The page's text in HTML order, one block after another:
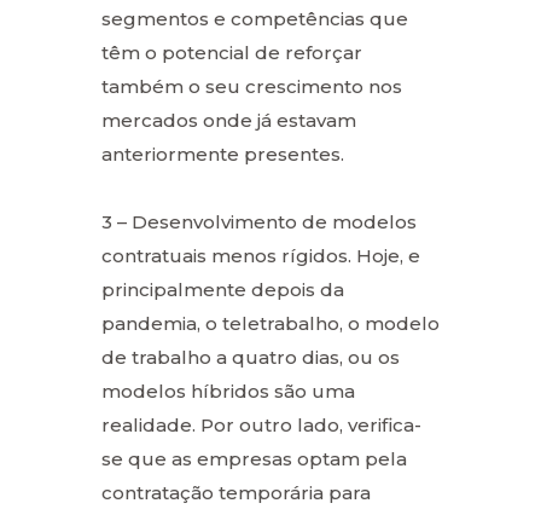
segmentos e competências que
têm o potencial de reforçar
também o seu crescimento nos
mercados onde já estavam
anteriormente presentes.
3 – Desenvolvimento de modelos
contratuais menos rígidos. Hoje, e
principalmente depois da
pandemia, o teletrabalho, o modelo
de trabalho a quatro dias, ou os
modelos híbridos são uma
realidade. Por outro lado, verifica-
se que as empresas optam pela
contratação temporária para